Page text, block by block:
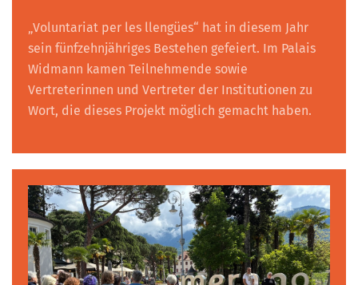
„Voluntariat per les llengües“ hat in diesem Jahr
sein fünfzehnjähriges Bestehen gefeiert. Im Palais
Widmann kamen Teilnehmende sowie
Vertreterinnen und Vertreter der Institutionen zu
Wort, die dieses Projekt möglich gemacht haben.